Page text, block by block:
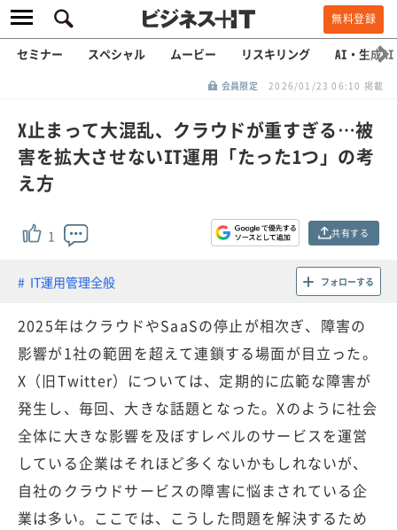
無料登録
セミナー スペシャル ムービー リスキリング AI・生成AI
会員限定 2026/01/23 06:10 掲載
X止まって大混乱、クラウドが重すぎる…被
害を拡大させないIT運用「たった1つ」の考
え方
1 共有する
IT運用管理全般 フォローする
2025年はクラウドやSaaSの停止が相次ぎ、障害の
影響が1社の範囲を超えて連鎖する場面が目立った。
X（旧Twitter）については、定期的に広範な障害が
発生し、毎回、大きな話題となった。Xのように社会
全体に大きな影響を及ぼすレベルのサービスを運営
している企業はそれほど多くないかもしれないが、
自社のクラウドサービスの障害に悩まされている企
業は多い。ここでは、こうした問題を解決するため